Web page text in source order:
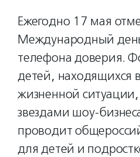
Ежегодно 17 мая
Международный
телефона доверия.
детей, находящихся
жизненной ситуации,
звездами шоу-
проводит
для детей и